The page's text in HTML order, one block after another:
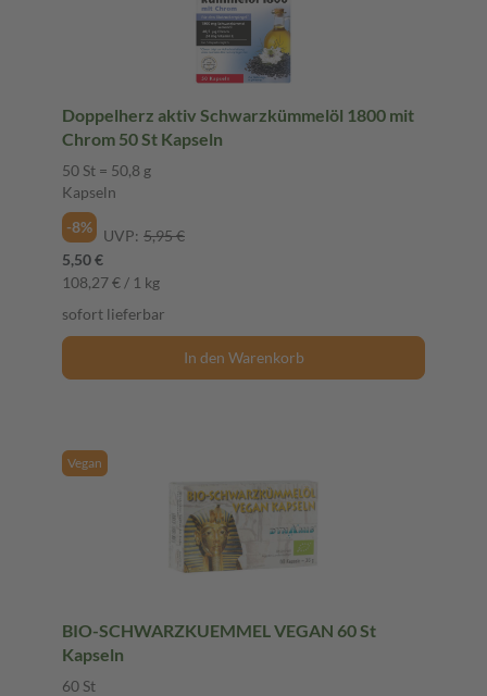
Doppelherz aktiv Schwarzkümmelöl 1800 mit
Chrom 50 St Kapseln
50 St = 50,8 g
Kapseln
-8%
UVP: 5,95 €
5,50 €
108,27 € / 1 kg
sofort lieferbar
In den Warenkorb
Vegan
BIO-SCHWARZKUEMMEL VEGAN 60 St
Kapseln
60 St